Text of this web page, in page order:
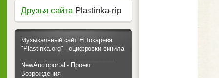
Друзья сайтаPlastinka-rip
Музыкальный сайт Н.Токарева
"Plastinka.org" - оцифровки винила
NewAudioportal - Проект
Возрождения